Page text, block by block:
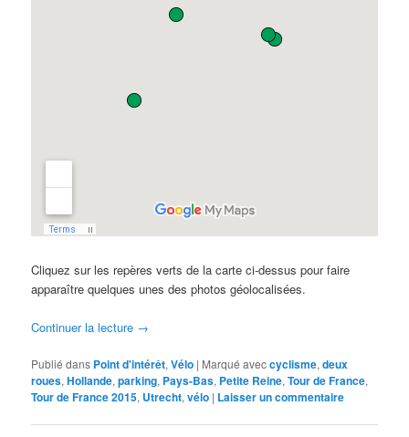
Cliquez sur les repères verts de la carte ci-dessus pour faire
apparaître quelques unes des photos géolocalisées.
Continuer la lecture →
Publié dans Point d'intérêt,Vélo | Marqué aveccyclisme,deux
roues,Hollande,parking, Pays-Bas, Petite Reine,Tour de France,
Tour de France 2015, Utrecht,vélo | Laisser un commentaire